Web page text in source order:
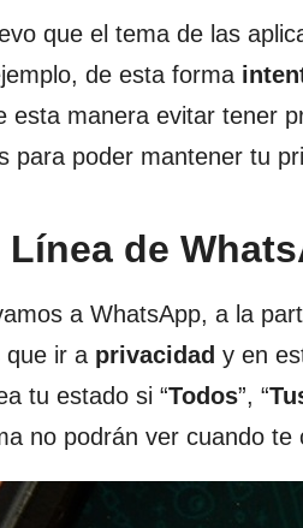
que el tema de las
de esta forma
esta manera evitar tener
para poder mantener tu
de
a WhatsApp, a la
que ir a privacidad y en
tu estado si “Todos”, “
no podrán ver cuando te